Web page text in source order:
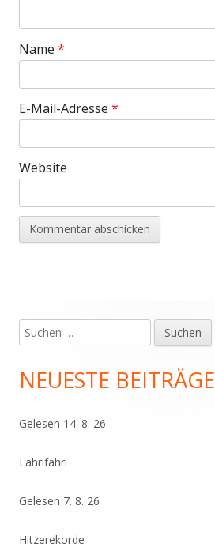
Name *
E-Mail-Adresse *
Website
Haupt-
Seitenleiste
Suchen
nach:
NEUESTE BEITRÄGE
Gelesen 14. 8. 26
Lahrifahri
Gelesen 7. 8. 26
Hitzerekorde